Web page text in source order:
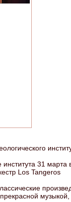
31 марта
Los Tangeros